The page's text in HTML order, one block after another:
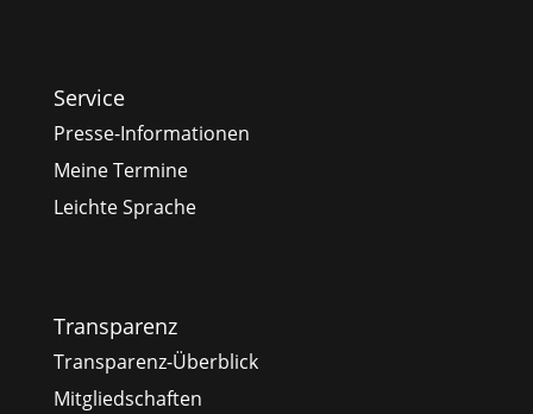
Service
Presse-Informationen
Meine Termine
Leichte Sprache
Transparenz
Transparenz-Überblick
Mitgliedschaften